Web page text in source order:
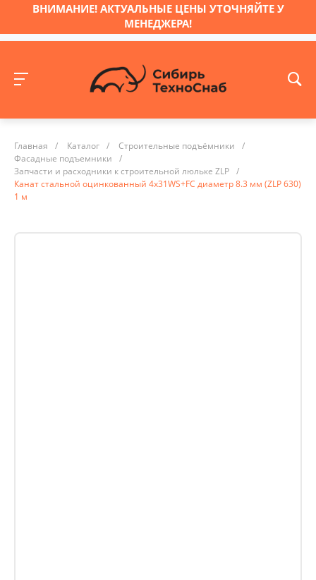
ВНИМАНИЕ! АКТУАЛЬНЫЕ ЦЕНЫ УТОЧНЯЙТЕ У
МЕНЕДЖЕРА!
Главная / Каталог / Строительные подъёмники
/
Фасадные подъемники
/
Запчасти и расходники к строительной люльке ZLP /
Канат стальной оцинкованный 4х31WS+FC диаметр 8.3 мм (ZLP 630)
1 м